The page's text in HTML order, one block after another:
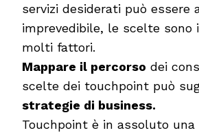
servizi desiderati può essere
imprevedibile, le scelte sono
molti fattori.
Mappare il percorso dei
scelte dei touchpoint può
strategie di business.
Touchpoint è in assoluto